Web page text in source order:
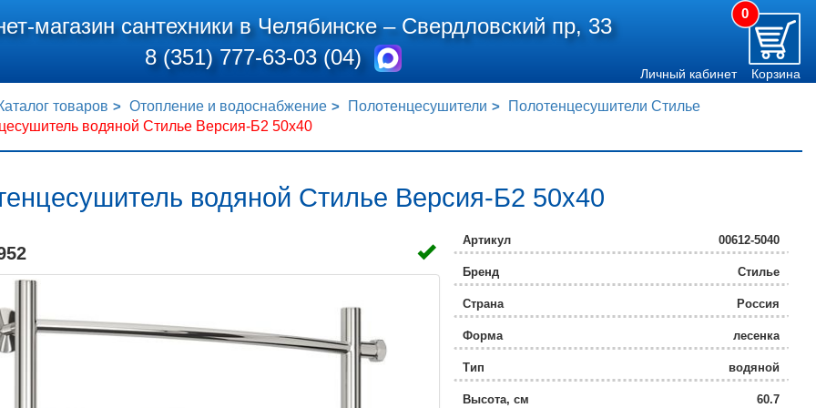
магазин сантехники в Челябинске –Свердловский пр, 33
8 (351) 777-63-03 (04)
0
Личный кабинет Корзина
товаров Отопление и водоснабжение Полотенцесушители
Полотенцесушители Стилье
водяной Стилье Версия-Б2 50x40
водяной Стилье Версия-Б2 50x40
Артикул 00612-5040
Бренд Стилье
Страна Россия
Форма лесенка
Тип водяной
Высота, см 60.7